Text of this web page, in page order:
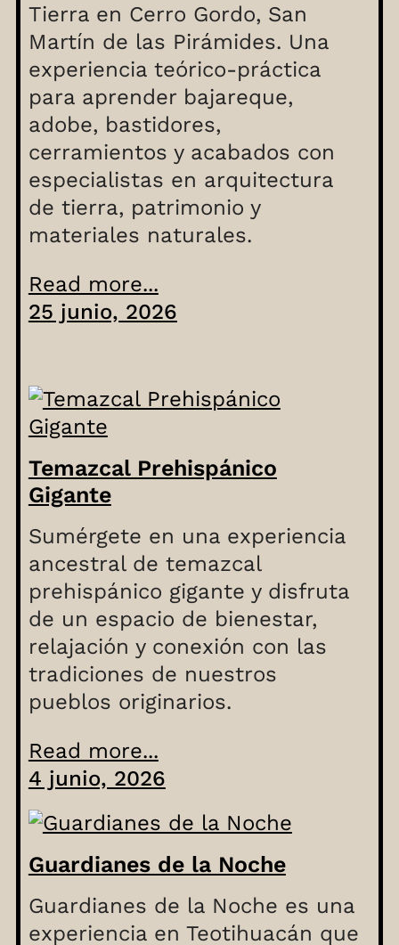
Tierra en Cerro Gordo, San
Martín de las Pirámides. Una
experiencia teórico-práctica
para aprender bajareque,
adobe, bastidores,
cerramientos y acabados con
especialistas en arquitectura
de tierra, patrimonio y
materiales naturales.
Read more...
25 junio, 2026
Temazcal Prehispánico
Gigante
Sumérgete en una experiencia
ancestral de temazcal
prehispánico gigante y disfruta
de un espacio de bienestar,
relajación y conexión con las
tradiciones de nuestros
pueblos originarios.
Read more...
4 junio, 2026
Guardianes de la Noche
Guardianes de la Noche es una
experiencia en Teotihuacán que